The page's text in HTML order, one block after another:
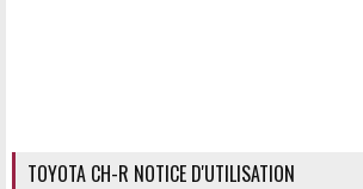
TOYOTA CH-R NOTICE D'UTILISATION